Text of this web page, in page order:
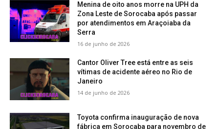
Menina de oito anos morre na UPH da
Zona Leste de Sorocaba após passar
por atendimentos em Araçoiaba da
Serra
16 de junho de 2026
Cantor Oliver Tree está entre as seis
vítimas de acidente aéreo no Rio de
Janeiro
14 de junho de 2026
Toyota confirma inauguração de nova
fábrica em Sorocaba para novembro de